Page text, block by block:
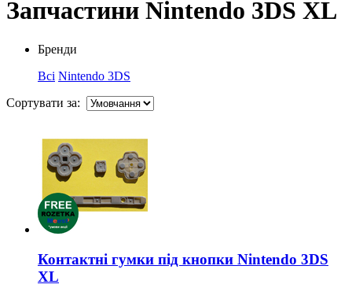
Запчастини Nintendo 3DS XL
Бренди
Всі Nintendo 3DS
Сортувати за:
Контактні гумки під кнопки Nintendo 3DS
XL